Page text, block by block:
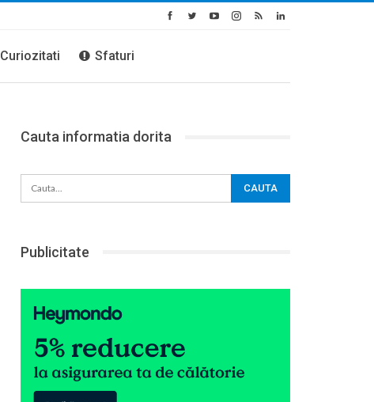
Curiozitati Sfaturi
Cauta informatia dorita
Publicitate